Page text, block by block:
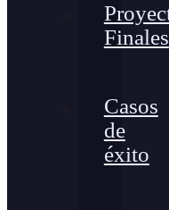
Finales
Casos
de
éxito